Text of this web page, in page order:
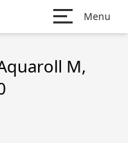
Menu
M,